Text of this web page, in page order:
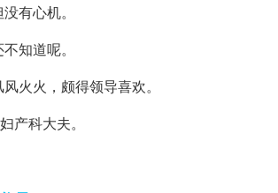
有心机。
知道呢。
火火，颇得领导喜欢。
产科大夫。